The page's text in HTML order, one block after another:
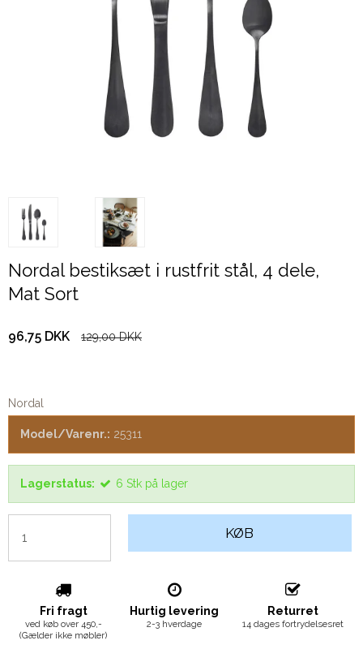
Nordal bestiksæt i rustfrit stål, 4 dele,
Mat Sort
96,75 DKK 129,00 DKK
Nordal
Model/Varenr.: 25311
Lagerstatus: 6 Stk på lager
KØB
Fri fragt
ved køb over 450,-
(Gælder ikke møbler)
Hurtig levering
2-3 hverdage
Returret
14 dages fortrydelsesret